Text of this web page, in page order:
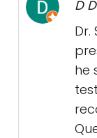
D
Dr.
he